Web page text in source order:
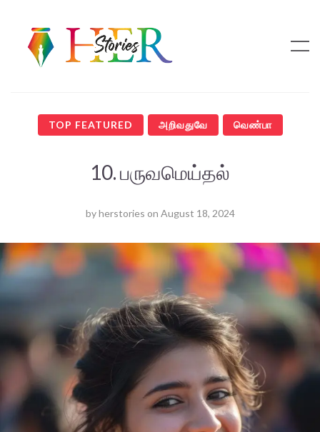
TOP FEATURED அறிவதுவே வெண்பா
10. பருவமெய்தல்
byherstories on August 18, 2024